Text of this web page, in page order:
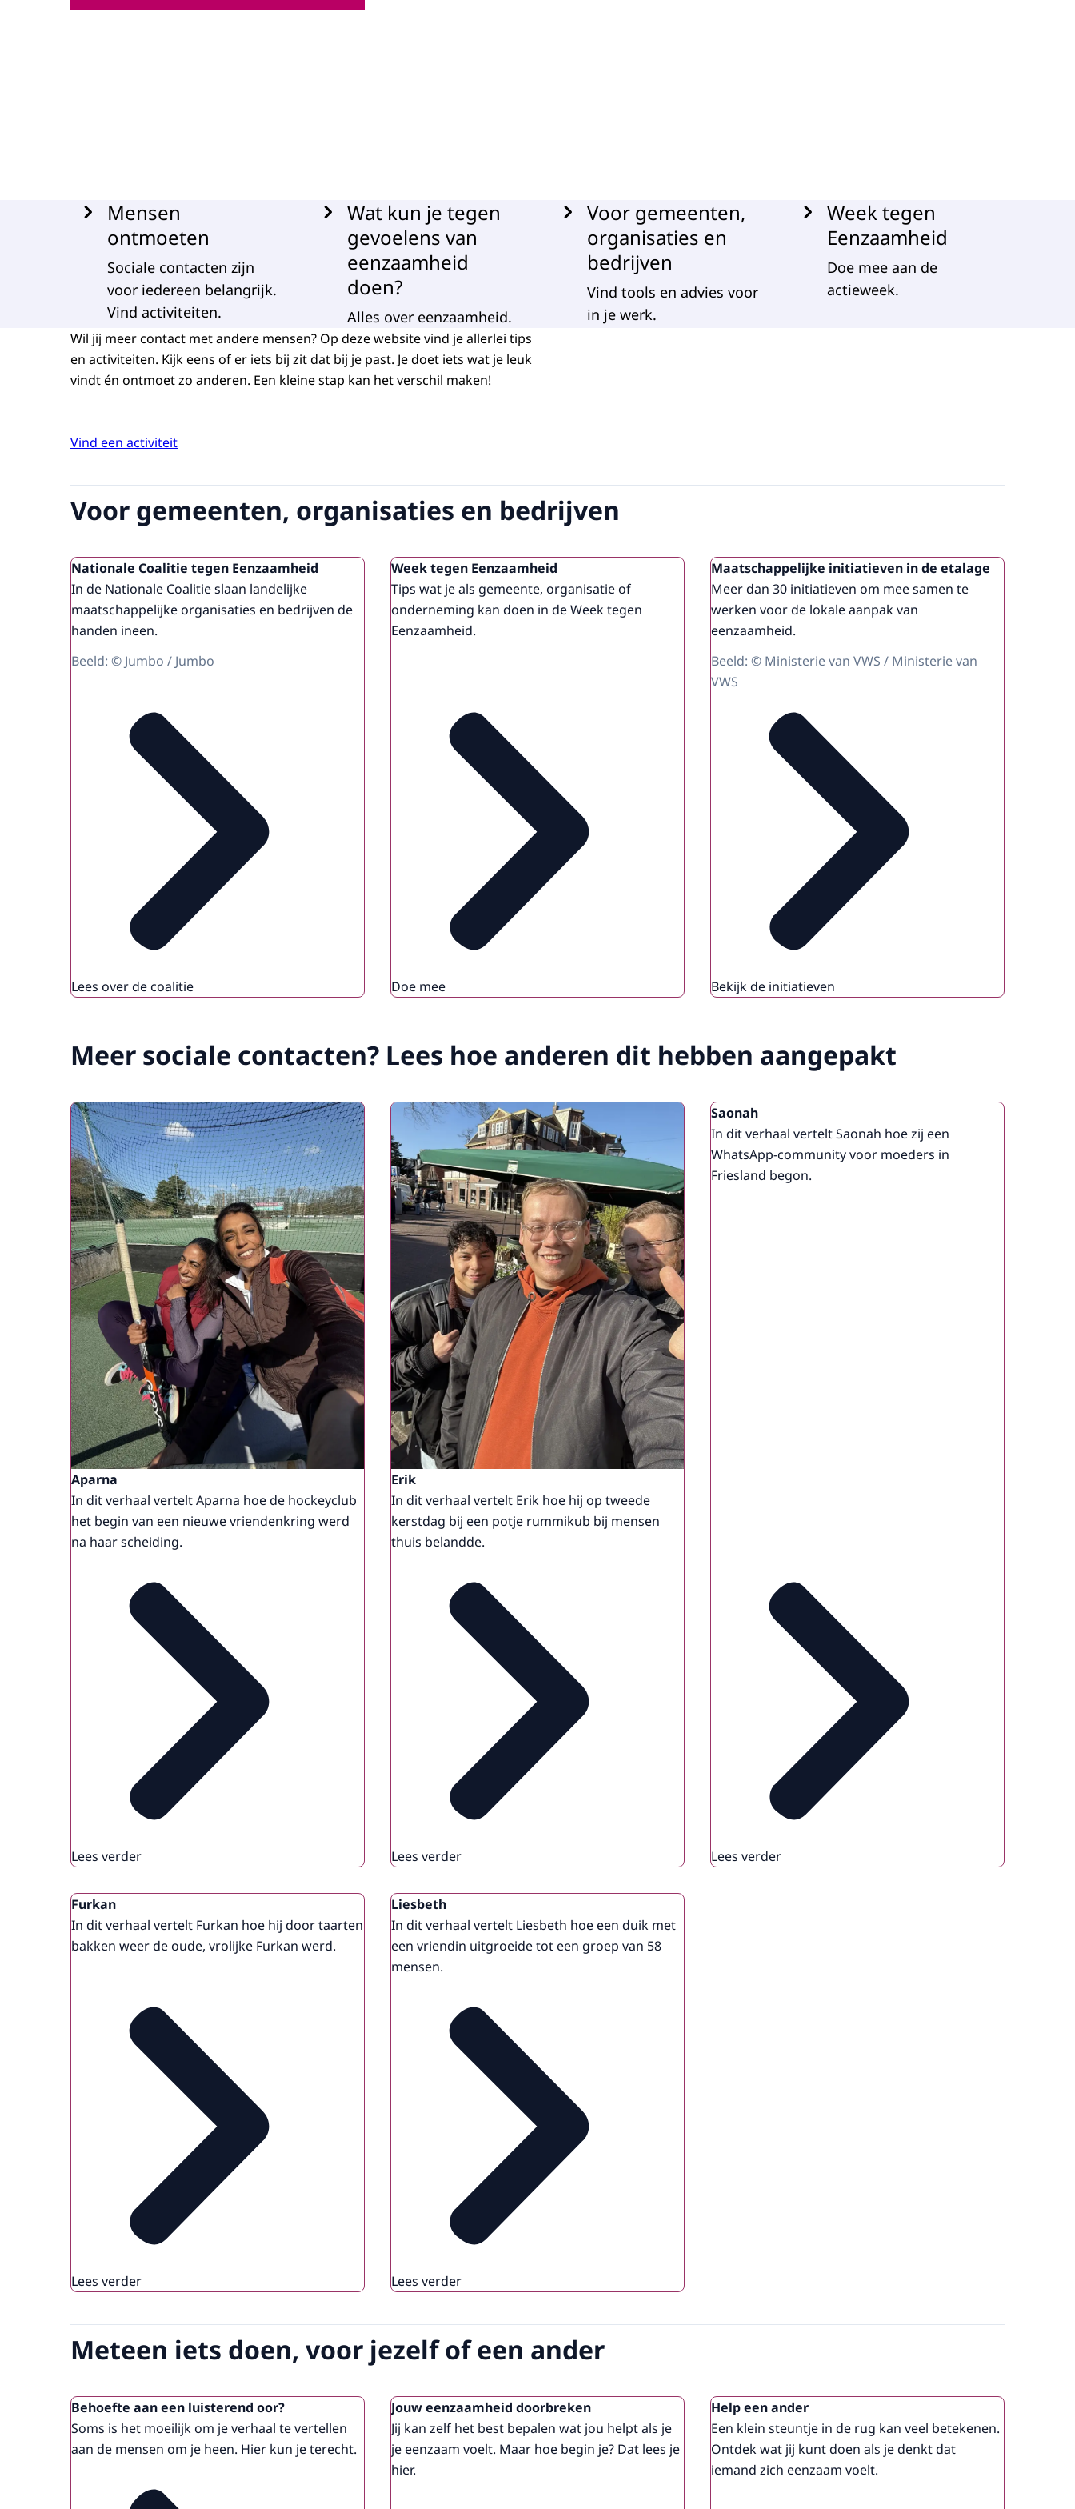
Mensen
ontmoeten
Sociale contacten zijn
voor iedereen belangrijk.
Vind activiteiten.
Wat kun je tegen
gevoelens van
eenzaamheid
doen?
Alles over eenzaamheid.
Voor gemeenten,
organisaties en
bedrijven
Vind tools en advies voor
in je werk.
Week tegen
Eenzaamheid
Doe mee aan de
actieweek.
Wil jij meer contact met andere mensen? Op deze website vind je allerlei tips
en activiteiten. Kijk eens of er iets bij zit dat bij je past. Je doet iets wat je leuk
vindt én ontmoet zo anderen. Een kleine stap kan het verschil maken!
Vind een activiteit
Voor gemeenten, organisaties en bedrijven
Nationale Coalitie tegen Eenzaamheid
In de Nationale Coalitie slaan landelijke
maatschappelijke organisaties en bedrijven de
handen ineen.
Beeld: © Jumbo / Jumbo
Lees over de coalitie
Week tegen Eenzaamheid
Tips wat je als gemeente, organisatie of
onderneming kan doen in de Week tegen
Eenzaamheid.
Doe mee
Maatschappelijke initiatieven in de etalage
Meer dan 30 initiatieven om mee samen te
werken voor de lokale aanpak van
eenzaamheid.
Beeld: © Ministerie van VWS / Ministerie van
VWS
Bekijk de initiatieven
Meer sociale contacten? Lees hoe anderen dit hebben aangepakt
Aparna
In dit verhaal vertelt Aparna hoe de hockeyclub
het begin van een nieuwe vriendenkring werd
na haar scheiding.
Lees verder
Erik
In dit verhaal vertelt Erik hoe hij op tweede
kerstdag bij een potje rummikub bij mensen
thuis belandde.
Lees verder
Saonah
In dit verhaal vertelt Saonah hoe zij een
WhatsApp-community voor moeders in
Friesland begon.
Lees verder
Furkan
In dit verhaal vertelt Furkan hoe hij door taarten
bakken weer de oude, vrolijke Furkan werd.
Lees verder
Liesbeth
In dit verhaal vertelt Liesbeth hoe een duik met
een vriendin uitgroeide tot een groep van 58
mensen.
Lees verder
Meteen iets doen, voor jezelf of een ander
Behoefte aan een luisterend oor?
Soms is het moeilijk om je verhaal te vertellen
aan de mensen om je heen. Hier kun je terecht.
Jouw eenzaamheid doorbreken
Jij kan zelf het best bepalen wat jou helpt als je
je eenzaam voelt. Maar hoe begin je? Dat lees je
hier.
Help een ander
Een klein steuntje in de rug kan veel betekenen.
Ontdek wat jij kunt doen als je denkt dat
iemand zich eenzaam voelt.